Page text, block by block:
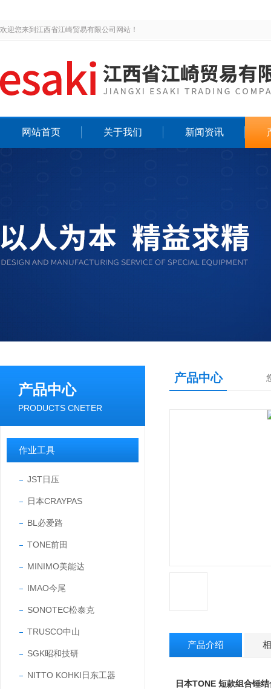
欢迎您来到江西省江崎贸易有限公司网站！
网站首页 关于我们 新闻资讯
产品中心
PRODUCTS CNETER
作业工具
JST日压
日本CRAYPAS
BL必爱路
TONE前田
MINIMO美能达
IMAO今尾
SONOTEC松泰克
TRUSCO中山
SGK昭和技研
NITTO KOHKI日东工器
产品中心
产品介绍
日本TONE 短款组合锤